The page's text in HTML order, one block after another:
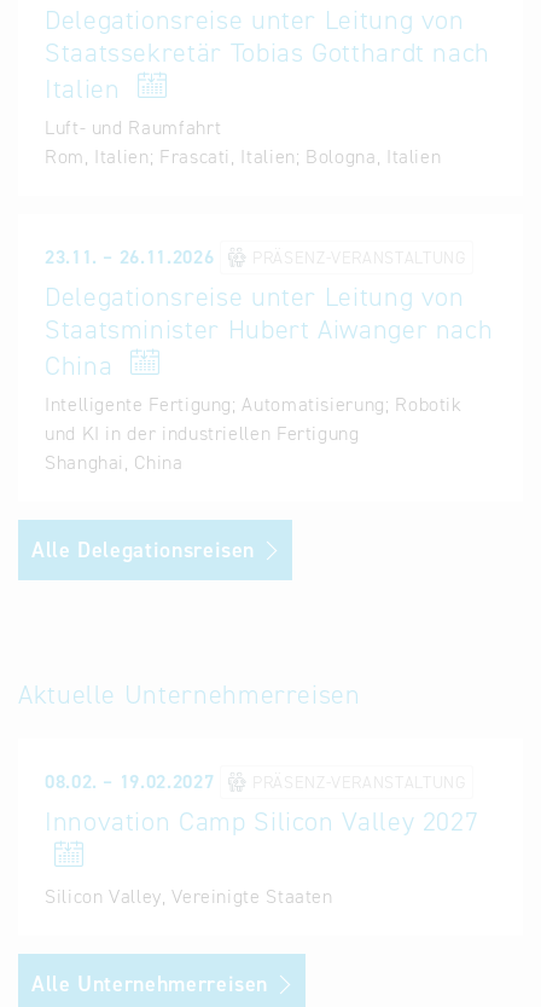
Delegationsreise unter Leitung von
Staatssekretär Tobias Gotthardt nach
Italien
Luft- und Raumfahrt
Rom, Italien; Frascati, Italien; Bologna, Italien
23.11. – 26.11.2026 PRÄSENZ-VERANSTALTUNG
Delegationsreise unter Leitung von
Staatsminister Hubert Aiwanger nach
China
Intelligente Fertigung; Automatisierung; Robotik
und KI in der industriellen Fertigung
Shanghai, China
Alle Delegationsreisen
Aktuelle Unternehmerreisen
08.02. – 19.02.2027 PRÄSENZ-VERANSTALTUNG
Innovation Camp Silicon Valley 2027
Silicon Valley, Vereinigte Staaten
Alle Unternehmerreisen